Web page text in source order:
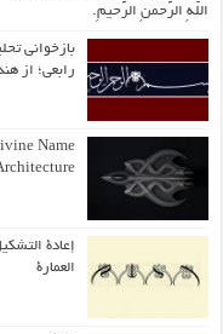
اللّهِ الرَّحمنِ الرَّحیمِ.
بازخوانی
رابعی؛ از
Name
إعادة
العمارة